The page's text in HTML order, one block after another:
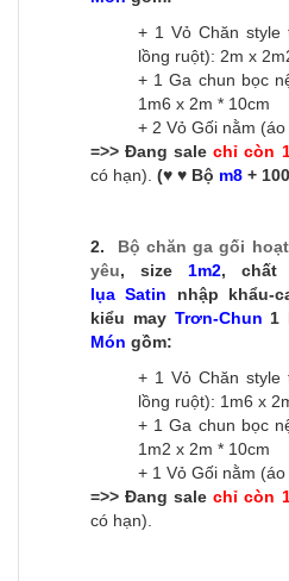
+ 1 Vỏ Chăn style
lồng ruột): 2m x
+ 1 Ga chun bọc
1m6 x 2m * 10cm
+ 2 Vỏ Gối nằm
=>> Đang salechỉ còn
có hạn). (♥ ♥ Bộ m8 +
2. Bộ chăn ga gối
yêu, size 1m2, chất
lụa Satin nhập khẩu-
kiểu may Trơn-Chun 1
Món gồm:
+ 1 Vỏ Chăn style
lồng ruột): 1m6 x
+ 1 Ga chun bọc
1m2 x 2m * 10cm
+ 1 Vỏ Gối nằm
=>> Đang salechỉ còn
có hạn).